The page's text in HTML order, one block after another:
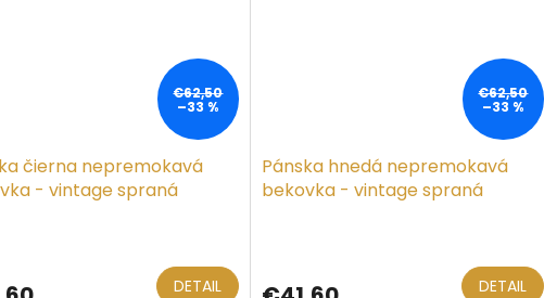
€62,50
–33 %
čierna nepremokavá
- vintage spraná
DETAIL
€62,50
–33 %
Pánska hnedá nepremokavá
bekovka - vintage spraná
DETAIL